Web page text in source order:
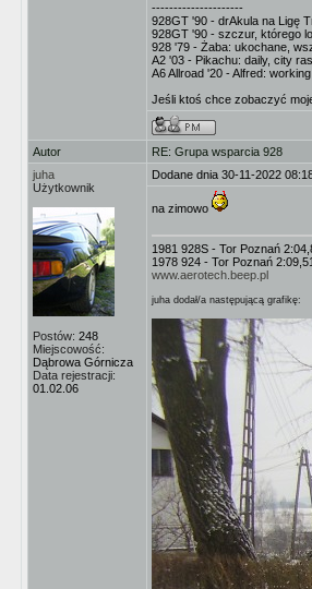
---------------------
928GT '90 - drAkula na Ligę
928GT '90 - szczur, którego
928 '79 - Żaba: ukochane,
A2 '03 - Pikachu: daily, city
A6 Allroad '20 - Alfred:
Jeśli ktoś chce zobaczyć
Autor
RE: Grupa wsparcia 928
juha
Użytkownik
Postów: 248
Miejscowość:
Dąbrowa Górnicza
Data rejestracji:
01.02.06
Dodane dnia 30-11-2022
na zimowo
1981 928S - Tor Poznań
1978 924 - Tor Poznań
www.aerotech.beep.pl
juha dodał/a następującą grafikę: